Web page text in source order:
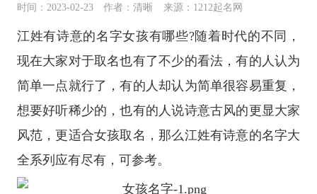
时间：2023-02-23 作者：清晰 来源：1212起名网
江姓有诗意的名字女孩有哪些?随着时代的不同，
现在大家对于取名也有了不少的看法，有的人认为
简单一点就行了，有的人却认为简单很容易重复，
想要好听稀少的，也有的人说诗意古风的更显大家
风范，更适合女孩取名，那么江姓有诗意的名字大
全系列应有尽有，可参考。